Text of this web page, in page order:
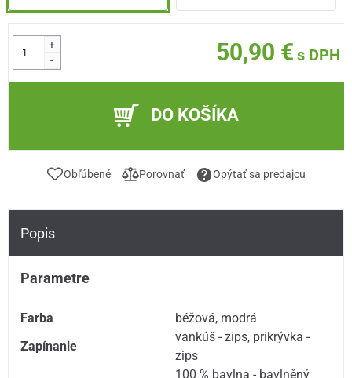
+
-
50,90 € s DPH
DO KOŠÍKA
Obľúbené Porovnať Opýtať sa predajcu
Popis
Parametre
Farba béžová, modrá
Zapínanie
vankúš - zips, prikrývka -
zips
100 % bavlna - bavlněný